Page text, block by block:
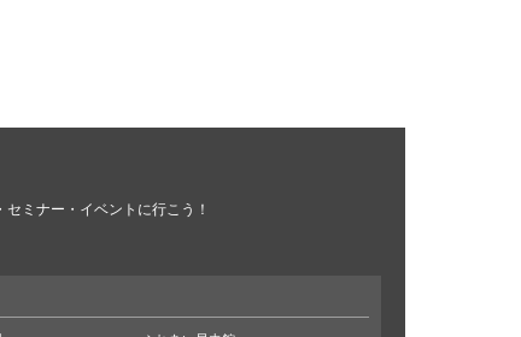
セミナー・イベントに行こう！